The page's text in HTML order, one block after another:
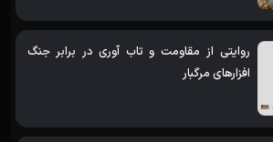
روایتی از مقاومت و تاب آوری در برابر جنگ
افزارهای مرگبار